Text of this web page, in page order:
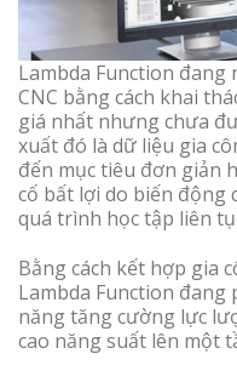
Lambda Function
CNC bằng cách khai
giá nhất nhưng chưa
xuất đó là dữ liệu gia
đến mục tiêu đơn giản
cố bất lợi do biến động
quá trình học tập liên
Bằng cách kết hợp gia
Lambda Function đang
năng tăng cường lực
cao năng suất lên một